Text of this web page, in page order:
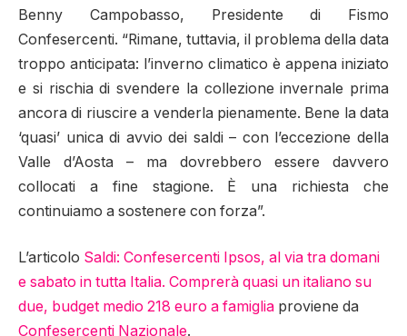
Benny Campobasso, Presidente di Fismo
Confesercenti. “Rimane, tuttavia, il problema della data
troppo anticipata: l’inverno climatico è appena iniziato
e si rischia di svendere la collezione invernale prima
ancora di riuscire a venderla pienamente. Bene la data
‘quasi’ unica di avvio dei saldi – con l’eccezione della
Valle d’Aosta – ma dovrebbero essere davvero
collocati a fine stagione. È una richiesta che
continuiamo a sostenere con forza”.
L’articolo Saldi: Confesercenti Ipsos, al via tra domani
e sabato in tutta Italia. Comprerà quasi un italiano su
due, budget medio 218 euro a famiglia proviene da
Confesercenti Nazionale.